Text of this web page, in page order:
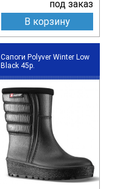
под заказ
В корзину
Сапоги Polyver Winter Low
Black 45р.